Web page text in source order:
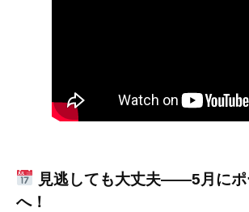
見逃しても大丈夫——5月にポ
へ！